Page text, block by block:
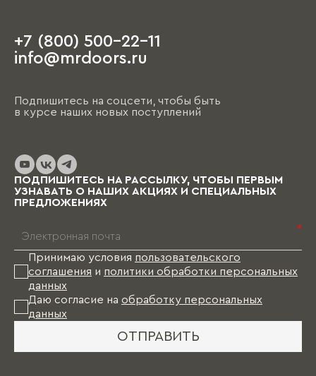
+7 (800) 500-22-11
info@mrdoors.ru
Подпишитесь на соцсети, чтобы быть
в курсе наших новых поступлений
ПОДПИШИТЕСЬ НА РАССЫЛКУ, ЧТОБЫ ПЕРВЫМ
УЗНАВАТЬ О НАШИХ АКЦИЯХ И СПЕЦИАЛЬНЫХ
ПРЕДЛОЖЕНИЯХ
*
Принимаю условия пользовательского
соглашения и политики обработки персональных
данных
Даю согласие на обработку персональных
данных
ОТПРАВИТЬ